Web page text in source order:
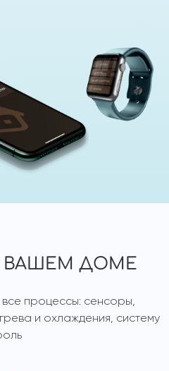
ВАШЕМ ДОМЕ
процессы: сенсоры,
и охлаждения, систему